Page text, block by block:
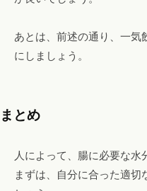
あとは、前述の通り、一気
にしましょう。
まとめ
人によって、腸に必要な水
まずは、自分に合った適切